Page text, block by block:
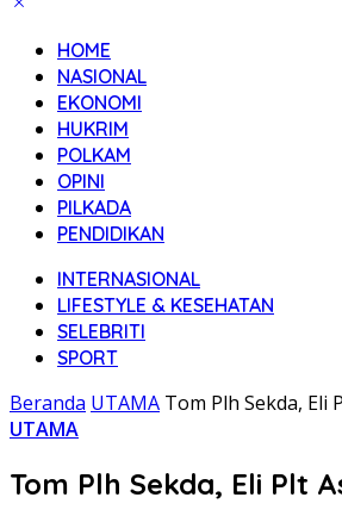
HOME
NASIONAL
EKONOMI
HUKRIM
POLKAM
OPINI
PILKADA
PENDIDIKAN
INTERNASIONAL
LIFESTYLE & KESEHATAN
SELEBRITI
SPORT
Beranda UTAMA Tom Plh Sekda, Eli
UTAMA
Tom Plh Sekda, Eli Plt